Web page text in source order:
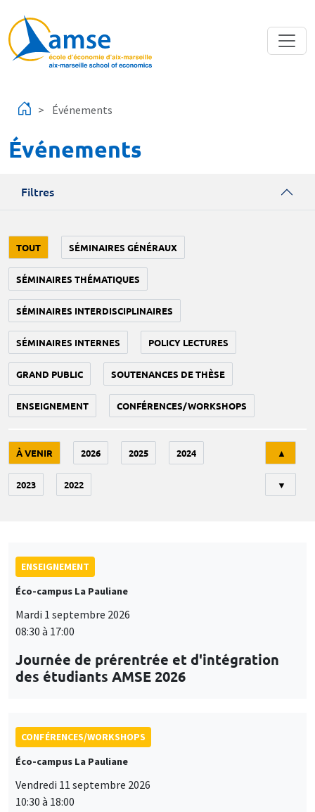
Événements
Événements
Filtres
TOUT SÉMINAIRES GÉNÉRAUX
SÉMINAIRES THÉMATIQUES
SÉMINAIRES INTERDISCIPLINAIRES
SÉMINAIRES INTERNES POLICY LECTURES
GRAND PUBLIC SOUTENANCES DE THÈSE
ENSEIGNEMENT CONFÉRENCES/WORKSHOPS
À VENIR 2026 2025 2024
2023 2022
▲
▼
ENSEIGNEMENT
Éco-campus La Pauliane
Mardi 1 septembre 2026
08:30 à 17:00
Journée de prérentrée et d'intégration
des étudiants AMSE 2026
CONFÉRENCES/WORKSHOPS
Éco-campus La Pauliane
Vendredi 11 septembre 2026
10:30 à 18:00